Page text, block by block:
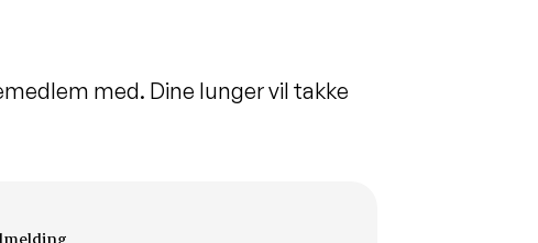
med. Dine lunger vil takke